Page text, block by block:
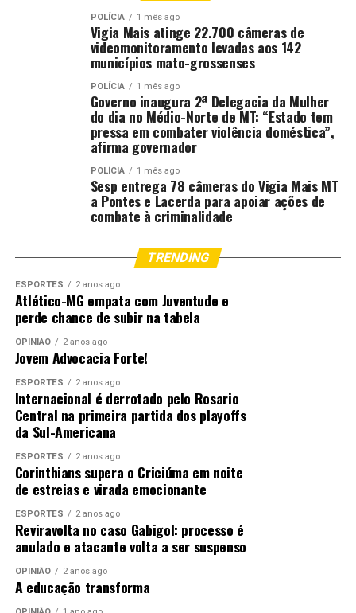
Parque das Águas: aberto diariamente, das 5h às
Serviços essenciais em funcionamento
Coleta de lixo
Fiscalização e orientação de trânsito
Defesa Civil
Saúde (atendimento 24h), sendo: UPAs e
Policlínicas, Centro Médico Infantil (CMI),
Hospital Municipal de Cuiabá (HMC), Hospital e
Pronto Socorro Municipal de Cuiabá e Hospital
São Benedito
Fonte:Prefeitura de Cuiabá – MT
Comentários
RELATED TOPICS: APOIO CARNAVAL
CUIABÁ
CUIABA..CBA
DESTAQUE
UP NEXT
Comissão da Criança e do Adolescente aprova dois
projetos voltados à proteção de menores em Cuiabá
DON'T MISS
Com salários de até R$ 4 mil, Sine Municipal destaca
vagas em TI, Manutenção e Vendas
POLÍCIA 1 mês ago
Vigia Mais atinge 22.700 câmeras de
videomonitoramento levadas aos 142
municípios mato-grossenses
POLÍCIA 1 mês ago
Governo inaugura 2ª Delegacia da Mulher
do dia no Médio-Norte de MT: “Estado tem
pressa em combater violência doméstica”,
afirma governador
POLÍCIA 1 mês ago
Sesp entrega 78 câmeras do Vigia Mais MT
a Pontes e Lacerda para apoiar ações de
combate à criminalidade
TRENDING
ESPORTES 2 anos ago
Atlético-MG empata com Juventude e
perde chance de subir na tabela
OPINIÃO 2 anos ago
Jovem Advocacia Forte!
ESPORTES 2 anos ago
Internacional é derrotado pelo Rosario
Central na primeira partida dos playoffs
da Sul-Americana
ESPORTES 2 anos ago
Corinthians supera o Criciúma em noite
de estreias e virada emocionante
ESPORTES 2 anos ago
Reviravolta no caso Gabigol: processo é
anulado e atacante volta a ser suspenso
OPINIÃO 2 anos ago
A educação transforma